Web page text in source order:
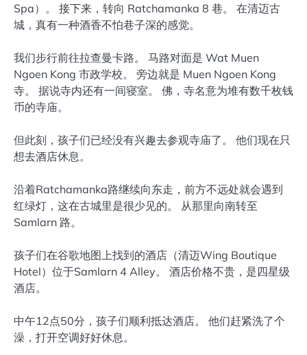
Spa）。 接下来，转向 Ratchamanka 8 巷。 在清迈古
城，真有一种酒香不怕巷子深的感觉。
我们步行前往拉查曼卡路。 马路对面是 Wat Muen
Ngoen Kong 市政学校。 旁边就是 Muen Ngoen Kong
寺。 据说寺内还有一间寝室。 佛，寺名意为堆有数千枚钱
币的寺庙。
但此刻，孩子们已经没有兴趣去参观寺庙了。 他们现在只
想去酒店休息。
沿着Ratchamanka路继续向东走，前方不远处就会遇到
红绿灯，这在古城里是很少见的。 从那里向南转至
Samlarn 路。
孩子们在谷歌地图上找到的酒店（清迈Wing Boutique
Hotel）位于Samlarn 4 Alley。 酒店价格不贵，是四星级
酒店。
中午12点50分，孩子们顺利抵达酒店。 他们赶紧洗了个
澡，打开空调好好休息。